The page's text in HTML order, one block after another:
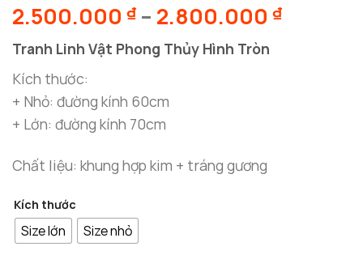
2.500.000 ₫ – 2.800.000 ₫Khoảng
Tranh Linh Vật Phong Thủy Hình Tròn
Kích thước:
+ Nhỏ: đường kính 60cm
+ Lớn: đường kính 70cm
Chất liệu: khung hợp kim + tráng gương
Kích thước
Size lớn Size nhỏ